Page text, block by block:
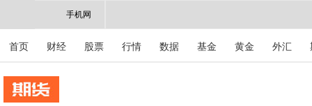
手机网
首页 财经 股票 行情 数据 基金 黄金 外汇